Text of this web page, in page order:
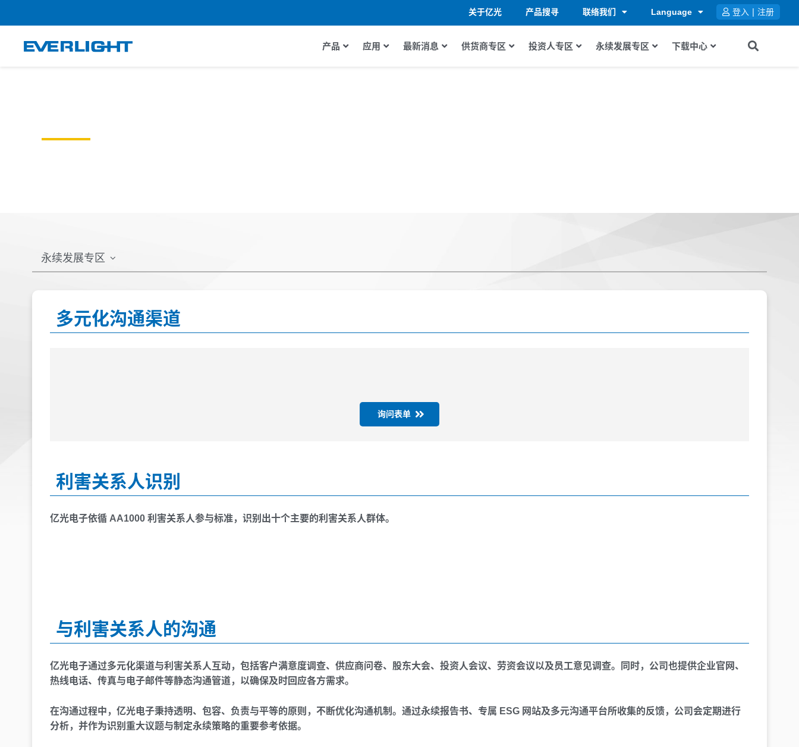
关于亿光 产品搜寻 联络我们 Language 登入 | 注册
产品 应用 最新消息 供货商专区 投资人专区 永续发展专区 下载中心
永续发展专区
多元化沟通渠道
询问表单
利害关系人识别
亿光电子依循 AA1000 利害关系人参与标准，识别出十个主要的利害关系人群体。
与利害关系人的沟通
亿光电子通过多元化渠道与利害关系人互动，包括客户满意度调查、供应商问卷、股东大会、投资人会议、劳资会议以及员工意见调查。同时，公司也提供企业官网、
热线电话、传真与电子邮件等静态沟通管道，以确保及时回应各方需求。
在沟通过程中，亿光电子秉持透明、包容、负责与平等的原则，不断优化沟通机制。通过永续报告书、专属 ESG 网站及多元沟通平台所收集的反馈，公司会定期进行
分析，并作为识别重大议题与制定永续策略的重要参考依据。